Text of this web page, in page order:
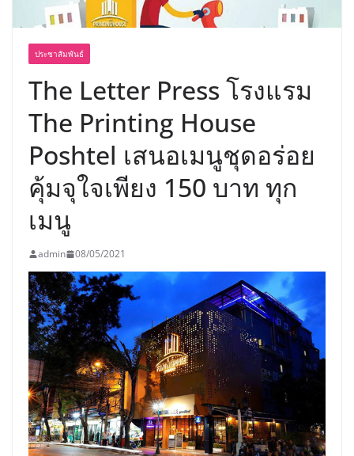
ประชาสัมพันธ์
The Letter Press โรงแรม
The Printing House
Poshtel เสนอเมนูชุดอร่อย
คุ้มจุใจเพียง 150 บาท ทุก
เมนู
admin 08/05/2021